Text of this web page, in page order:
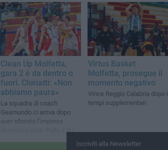
Clean Up Molfetta,
gara 2 è da dentro o
fuori. Chiriatti: «Non
abbiamo paura»
La squadra di coach
Gesmundo ci arriva dopo
aver sfiorato l’impresa
domenica sera. Palla a due
Virtus Basket
Molfetta, prosegue il
momento negativo
Vince Reggio Calabria dopo i
tempi supplementari
Iscriviti alla Newsletter